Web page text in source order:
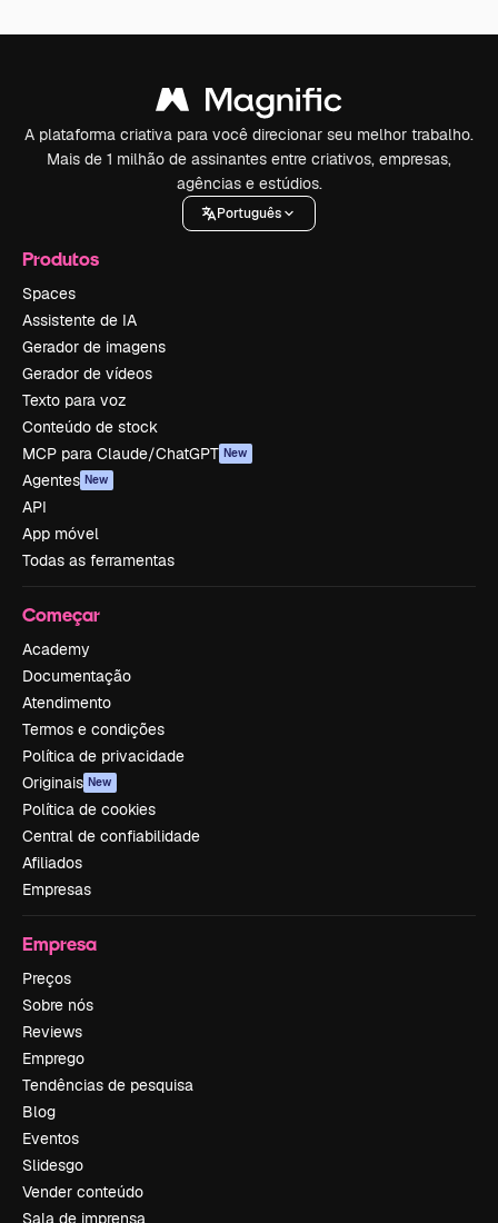
A plataforma criativa para você direcionar seu melhor trabalho.
Mais de 1 milhão de assinantes entre criativos, empresas,
agências e estúdios.
Português
Produtos
Spaces
Assistente de IA
Gerador de imagens
Gerador de vídeos
Texto para voz
Conteúdo de stock
MCP para Claude/ChatGPT New
Agentes New
API
App móvel
Todas as ferramentas
Começar
Academy
Documentação
Atendimento
Termos e condições
Política de privacidade
Originais New
Política de cookies
Central de confiabilidade
Afiliados
Empresas
Empresa
Preços
Sobre nós
Reviews
Emprego
Tendências de pesquisa
Blog
Eventos
Slidesgo
Vender conteúdo
Sala de imprensa